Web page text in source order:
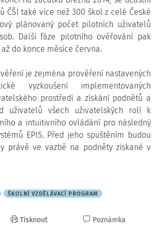
ČŠI také více než 300 škol z celé České
plánovaný počet pilotních uživatelů
Další fáze pilotního ověřování pak
do konce měsíce června.
je zejména prověření nastavených
vyzkoušení implementovaných
prostředí a získání podnětů a
uživatelů všech uživatelských rolí k
a intuitivního ovládání pro následný
EPIS. Před jeho spuštěním budou
právě ve vazbě na podněty získané v
ŠKOLNÍ VZDĚLÁVACÍ PROGRAM
Tisknout Poznámka